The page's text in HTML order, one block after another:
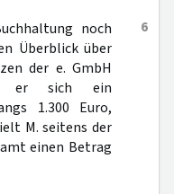
6
noch
Überblick über
der e. GmbH
er sich ein
1.300 Euro,
M. seitens der
einen Betrag